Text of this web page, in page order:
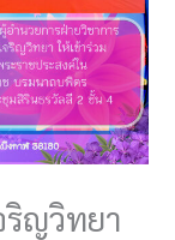
ริญวิทยา